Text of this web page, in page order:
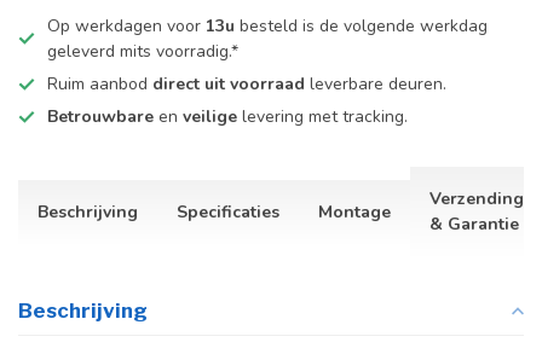
Op werkdagen voor 13u besteld is de volgende werkdag
geleverd mits voorradig.*
Ruim aanbod direct uit voorraad leverbare deuren.
Betrouwbare en veilige levering met tracking.
Beschrijving Specificaties Montage
Verzending
& Garantie
Beschrijving